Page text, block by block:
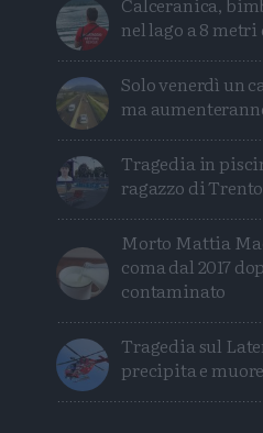
nel lago a 8
Solo venerdì un
ma
Tragedia in
ragazzo di Trento
Morto Mattia
coma dal 2017
contaminato
Tragedia sul
precipita e muore